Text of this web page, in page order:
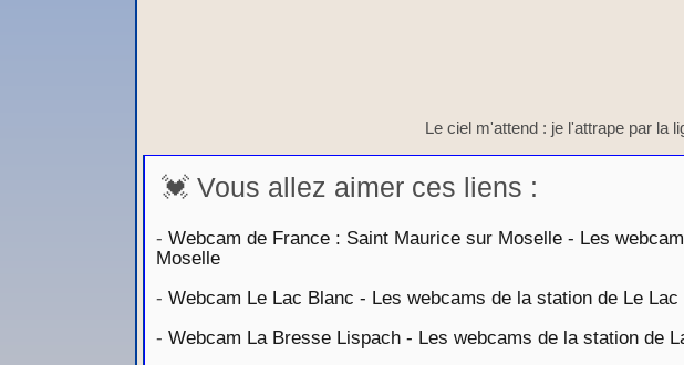
Le ciel m'attend : je l'attrape par la
💓 Vous allez aimer ces liens :
- Webcam de France : Saint Maurice sur Moselle - Les
Moselle
- Webcam Le Lac Blanc - Les webcams de la station de Le Lac
- Webcam La Bresse Lispach - Les webcams de la station de